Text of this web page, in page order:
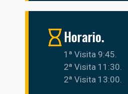
Horario.
1ª Visita 9:45.
2ª Visita 11:30.
2ª Visita 13:00.